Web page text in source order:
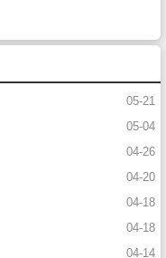
05-21
05-04
04-26
04-20
04-18
04-18
04-14